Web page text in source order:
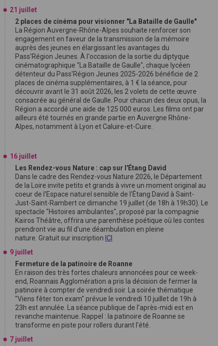
21 juillet
2 places de cinéma pour visionner "La Bataille de Gaulle"
La Région Auvergne-Rhône-Alpes souhaite renforcer son
engagement en faveur de la transmission de la mémoire
auprès des jeunes en élargissant les avantages du
Pass'Région Jeunes. À l'occasion de la sortie du diptyque
cinématographique "La Bataille de Gaulle", chaque lycéen
détenteur du Pass'Région Jeunes 2025-2026 bénéficie de 2
places de cinéma supplémentaires, à 1 € la séance, pour
découvrir avant le 31 août 2026, les 2 volets de cette œuvre
consacrée au général de Gaulle. Pour chacun des deux opus, la
Région a accordé une aide de 125 000 euros. Les films ont par
ailleurs été tournés en grande partie en Auvergne Rhône-
Alpes, notamment à Lyon et Caluire-et-Cuire.
16 juillet
Les Rendez-vous Nature : cap sur l'Étang David
Dans le cadre des Rendez-vous Nature 2026, le Département
de la Loire invite petits et grands à vivre un moment original au
coeur de l'Espace naturel sensible de l'Étang David à Saint-
Just-Saint-Rambert ce dimanche 19 juillet (de 18h à 19h30). Le
spectacle "Histoires ambulantes", proposé par la compagnie
Kaïros Théâtre, offrira une parenthèse poétique où les contes
prendront vie au fil d'une déambulation en pleine
nature. Gratuit sur inscription ICI
9 juillet
Fermeture de la patinoire de Roanne
En raison des très fortes chaleurs annoncées pour ce week-
end, Roannais Agglomération a pris la décision de fermer la
patinoire à compter de vendredi soir. La soirée thématique
"Viens fêter ton exam" prévue le vendredi 10 juillet de 19h à
23h est annulée. La séance publique de l’après-midi est en
revanche maintenue. Rappel : la patinoire de Roanne se
transforme en piste pour rollers durant l'été.
7 juillet